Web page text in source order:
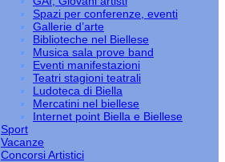
Spazi per conferenze, eventi
Gallerie d’arte
Biblioteche nel Biellese
Musica sala prove band
Eventi manifestazioni
Teatri stagioni teatrali
Ludoteca di Biella
Mercatini nel biellese
Internet point Biella e Biellese
Sport
Vacanze
Concorsi Artistici